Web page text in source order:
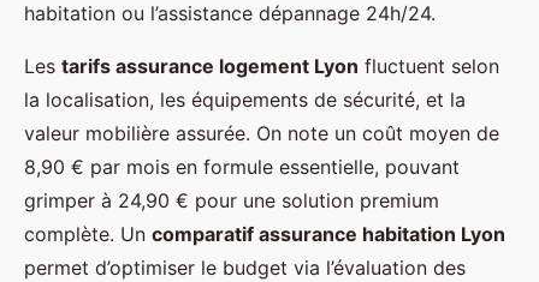
habitation ou l’assistance dépannage 24h/24.
Les tarifs assurance logement Lyon fluctuent selon
la localisation, les équipements de sécurité, et la
valeur mobilière assurée. On note un coût moyen de
8,90 € par mois en formule essentielle, pouvant
grimper à 24,90 € pour une solution premium
complète. Un comparatif assurance habitation Lyon
permet d’optimiser le budget via l’évaluation des